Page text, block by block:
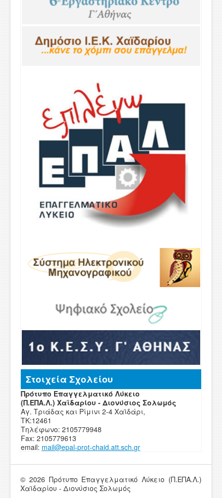
Στοιχεία Σχολείου
Πρότυπο Επαγγελματικό Λύκειο
(Π.ΕΠΑ.Λ.) Χαϊδαρίου - Διονύσιος Σολωμός
Αγ. Τριάδας και Ρίμινι 2-4 Χαϊδάρι,
ΤΚ:12461
Τηλέφωνο: 2105779948
Fax: 2105779613
email: mail@epal-prot-chaid.att.sch.gr
© 2026 Πρότυπο Επαγγελματικό Λύκειο (Π.ΕΠΑ.Λ.)
Χαϊδαρίου - Διονύσιος Σολωμός